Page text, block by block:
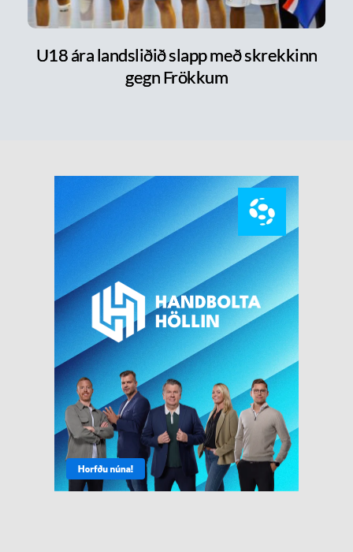
U18 ára landsliðið slapp með skrekkinn
gegn Frökkum